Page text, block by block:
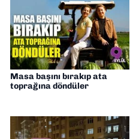
Masa başını bırakıp ata
toprağına döndüler